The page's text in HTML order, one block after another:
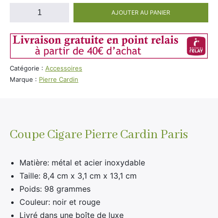
quantité
Cigare
Cardin
AJOUTER AU PANIER
Catégorie : Accessoires
Marque : Pierre Cardin
Coupe Cigare Pierre Cardin Paris
Matière: métal et acier inoxydable
Taille: 8,4 cm x 3,1 cm x 13,1 cm
Poids: 98 grammes
Couleur: noir et rouge
Livré dans une boîte de luxe